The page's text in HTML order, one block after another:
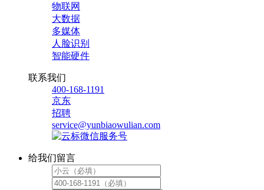
物联网
大数据
多媒体
人脸识别
智能硬件
联系我们
400-168-1191
京东
招聘
service@yunbiaowulian.com
给我们留言